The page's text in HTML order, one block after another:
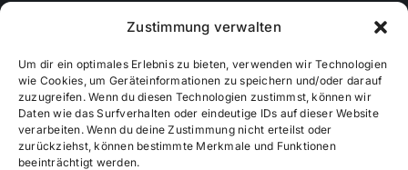
Zustimmung verwalten
Um dir ein optimales Erlebnis zu bieten, verwenden wir Technologien
wie Cookies, um Geräteinformationen zu speichern und/oder darauf
zuzugreifen. Wenn du diesen Technologien zustimmst, können wir
Daten wie das Surfverhalten oder eindeutige IDs auf dieser Website
verarbeiten. Wenn du deine Zustimmung nicht erteilst oder
zurückziehst, können bestimmte Merkmale und Funktionen
beeinträchtigt werden.
Cookie-Richtlinie (EU)
Mediendaten